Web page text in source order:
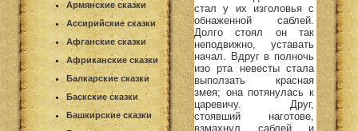
Армянские сказки
Ассирийские сказки
Афганские сказки
Африканские сказки
Балкарские сказки
Баскские сказки
Башкирские сказки
стал у их изголовья с
обнаженной саблей.
Долго стоял он так
неподвижно, уставать
начал. Вдруг в полночь
изо рта невесты стала
выползать красная
змея; она потянулась к
царевичу. Друг,
стоявший наготове,
взмахнул саблей и